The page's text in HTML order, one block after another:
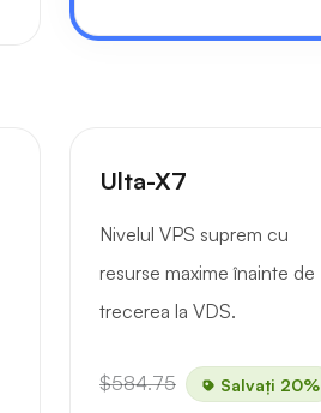
Ulta-X7
Nivelul VPS suprem cu
resurse maxime înainte de
trecerea la VDS.
$584.75 Salvați 20%